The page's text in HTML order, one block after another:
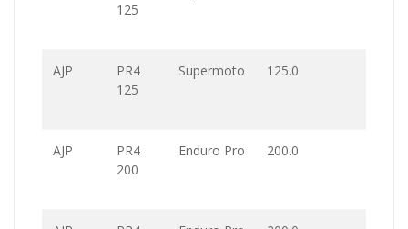
125
AJP
PR4
125
Supermoto 125.0
AJP
PR4
200
Enduro Pro 200.0